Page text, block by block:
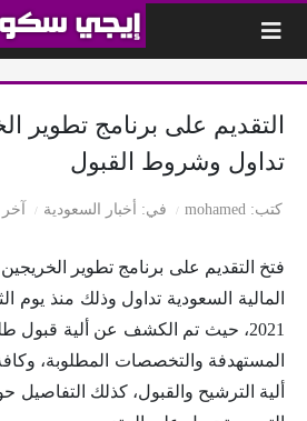
التقديم على برنامج تطوير
تداول وشروط القبول
كتب mohamed في أخبار السعودية
فتخ التقديم على برنامج تطوير
2021، حيث تم الكشف عن ألية قبول
المستهدفة والتخصصات المطلوبة،
ألية الترشيح والقبول، كذلك التفاصيل